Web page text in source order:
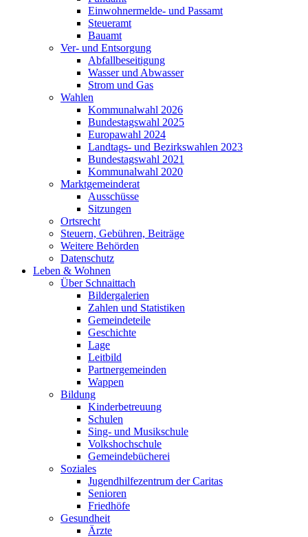
Einwohnermelde- und Passamt
Steueramt
Bauamt
Ver- und Entsorgung
Abfallbeseitigung
Wasser und Abwasser
Strom und Gas
Wahlen
Kommunalwahl 2026
Bundestagswahl 2025
Europawahl 2024
Landtags- und Bezirkswahlen 2023
Bundestagswahl 2021
Kommunalwahl 2020
Marktgemeinderat
Ausschüsse
Sitzungen
Ortsrecht
Steuern, Gebühren, Beiträge
Weitere Behörden
Datenschutz
Leben & Wohnen
Über Schnaittach
Bildergalerien
Zahlen und Statistiken
Gemeindeteile
Geschichte
Lage
Leitbild
Partnergemeinden
Wappen
Bildung
Kinderbetreuung
Schulen
Sing- und Musikschule
Volkshochschule
Gemeindebücherei
Soziales
Jugendhilfezentrum der Caritas
Senioren
Friedhöfe
Gesundheit
Ärzte